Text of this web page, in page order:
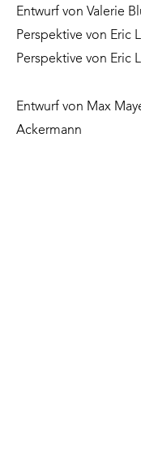
Entwurf von Valerie
Perspektive von Eric
Perspektive von Eric
Entwurf von Max
Ackermann